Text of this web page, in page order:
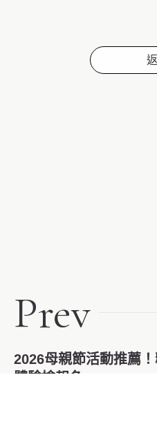
Prev
2026母親節活動推薦
體驗搶報名～